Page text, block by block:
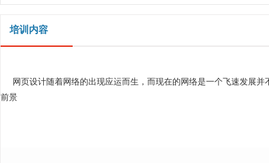
培训内容
网页设计随着网络的出现应运而生，而现在的网络是一个飞速发展
前景